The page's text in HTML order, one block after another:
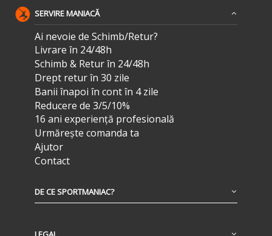
SERVIRE MANIACĂ
Ai nevoie de Schimb/Retur?
Livrare în 24/48h
Schimb & Retur în 24/48h
Drept retur în 30 zile
Banii înapoi în cont în 4 zile
Reducere de 3/5/10%
16 ani experiență profesională
Urmărește comanda ta
Ajutor
Contact
DE CE SPORTMANIAC?